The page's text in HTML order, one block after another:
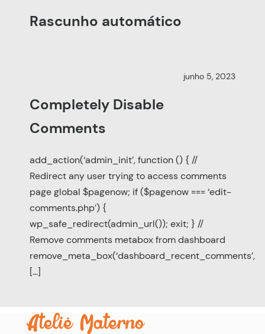
Rascunho automático
junho 5, 2023
Completely Disable
Comments
add_action(‘admin_init’, function () { //
Redirect any user trying to access comments
page global $pagenow; if ($pagenow === ‘edit-
comments.php’) {
wp_safe_redirect(admin_url()); exit; } //
Remove comments metabox from dashboard
remove_meta_box(‘dashboard_recent_comments’,
[…]